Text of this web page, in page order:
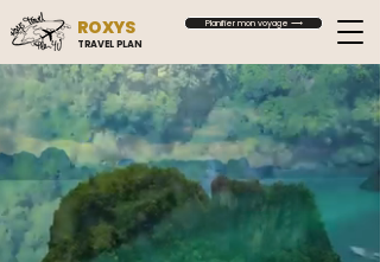
ROXYS
TRAVEL PLAN
Planifier mon voyage ⟶